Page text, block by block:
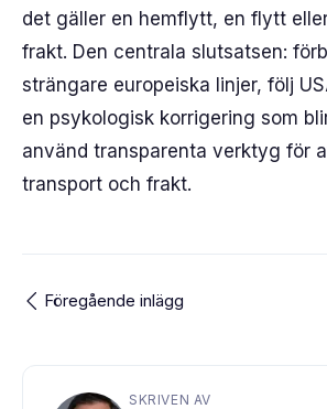
det gäller en hemflytt, en flytt
frakt. Den centrala slutsatsen:
strängare europeiska linjer, följ
en psykologisk korrigering som
använd transparenta verktyg för
transport och frakt.
Föregående inlägg
SKRIVEN AV